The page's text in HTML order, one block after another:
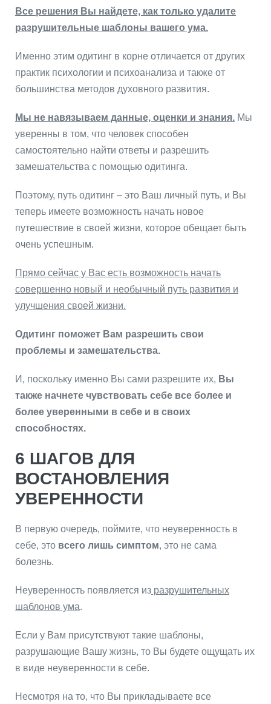
Все решения Вы найдете, как только удалите
разрушительные шаблоны вашего ума.
Именно этим одитинг в корне отличается от других
практик психологии и психоанализа и также от
большинства методов духовного развития.
Мы не навязываем данные, оценки и знания. Мы
уверенны в том, что человек способен
самостоятельно найти ответы и разрешить
замешательства с помощью одитинга.
Поэтому, путь одитинг – это Ваш личный путь, и Вы
теперь имеете возможность начать новое
путешествие в своей жизни, которое обещает быть
очень успешным.
Прямо сейчас у Вас есть возможность начать
совершенно новый и необычный путь развития и
улучшения своей жизни.
Одитинг поможет Вам разрешить свои
проблемы и замешательства.
И, поскольку именно Вы сами разрешите их, Вы
также начнете чувствовать себе все более и
более уверенными в себе и в своих
способностях.
6 ШАГОВ ДЛЯ
ВОСТАНОВЛЕНИЯ
УВЕРЕННОСТИ
В первую очередь, поймите, что неуверенность в
себе, это всего лишь симптом, это не сама
болезнь.
Неуверенность появляется из разрушительных
шаблонов ума.
Если у Вам присутствуют такие шаблоны,
разрушающие Вашу жизнь, то Вы будете ощущать их
в виде неуверенности в себе.
Несмотря на то, что Вы прикладываете все